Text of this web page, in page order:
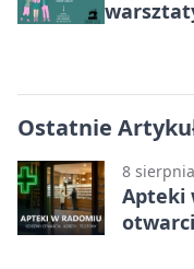
Ostatnie
8
Apteki